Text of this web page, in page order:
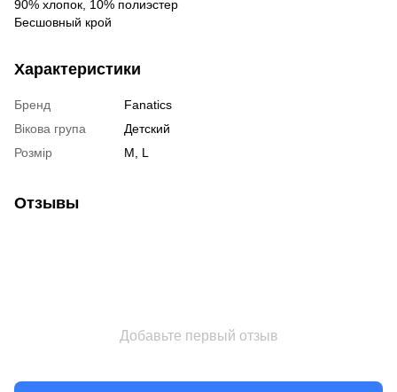
90% хлопок, 10% полиэстер
Бесшовный крой
Характеристики
Бренд
Fanatics
Вікова група
Детский
Розмір
M, L
Отзывы
Добавьте первый отзыв